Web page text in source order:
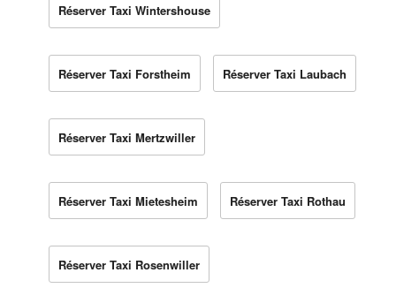
Réserver Taxi Wintershouse
Réserver Taxi Forstheim Réserver Taxi Laubach
Réserver Taxi Mertzwiller
Réserver Taxi Mietesheim Réserver Taxi Rothau
Réserver Taxi Rosenwiller